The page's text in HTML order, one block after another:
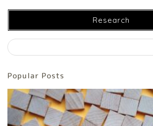
Research
Popular Posts